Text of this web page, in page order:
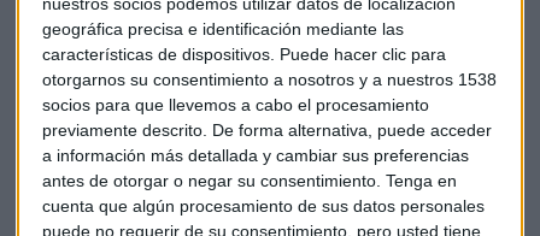
geográfica precisa e identificación mediante las
características de dispositivos. Puede hacer clic para
otorgarnos su consentimiento a nosotros y a nuestros 1538
socios para que llevemos a cabo el procesamiento
previamente descrito. De forma alternativa, puede acceder
a información más detallada y cambiar sus preferencias
antes de otorgar o negar su consentimiento. Tenga en
cuenta que algún procesamiento de sus datos personales
puede no requerir de su consentimiento, pero usted tiene
muchas veces, este virus no es ni de izquierdas ni de
derechas y ha golpeado por igual los paradigmas de unos y
de otros. Hasta ahora, hasta la legada del virus, la sociedad
demandaba de sus partidos la defensa de unos
determinados principios.
Desde que el virus irrumpiera en nuestras vidas y sobre todo
con el paso de los días, lo que demanda la sociedad a sus